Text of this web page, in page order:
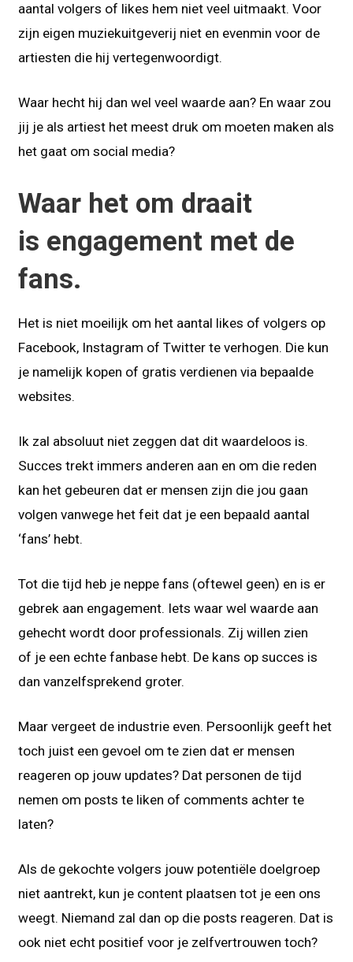
aantal volgers of likes hem niet veel uitmaakt. Voor
zijn eigen muziekuitgeverij niet en evenmin voor de
artiesten die hij vertegenwoordigt.
Waar hecht hij dan wel veel waarde aan? En waar zou
jij je als artiest het meest druk om moeten maken als
het gaat om social media?
Waar het om draait
is engagement met de
fans.
Het is niet moeilijk om het aantal likes of volgers op
Facebook, Instagram of Twitter te verhogen. Die kun
je namelijk kopen of gratis verdienen via bepaalde
websites.
Ik zal absoluut niet zeggen dat dit waardeloos is.
Succes trekt immers anderen aan en om die reden
kan het gebeuren dat er mensen zijn die jou gaan
volgen vanwege het feit dat je een bepaald aantal
‘fans’ hebt.
Tot die tijd heb je neppe fans (oftewel geen) en is er
gebrek aan engagement. Iets waar wel waarde aan
gehecht wordt door professionals. Zij willen zien
of je een echte fanbase hebt. De kans op succes is
dan vanzelfsprekend groter.
Maar vergeet de industrie even. Persoonlijk geeft het
toch juist een gevoel om te zien dat er mensen
reageren op jouw updates? Dat personen de tijd
nemen om posts te liken of comments achter te
laten?
Als de gekochte volgers jouw potentiële doelgroep
niet aantrekt, kun je content plaatsen tot je een ons
weegt. Niemand zal dan op die posts reageren. Dat is
ook niet echt positief voor je zelfvertrouwen toch?